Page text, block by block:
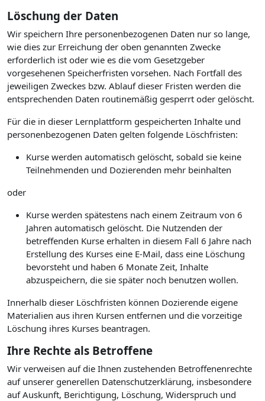
Löschung der Daten
Wir speichern Ihre personenbezogenen Daten nur so lange,
wie dies zur Erreichung der oben genannten Zwecke
erforderlich ist oder wie es die vom Gesetzgeber
vorgesehenen Speicherfristen vorsehen. Nach Fortfall des
jeweiligen Zweckes bzw. Ablauf dieser Fristen werden die
entsprechenden Daten routinemäßig gesperrt oder gelöscht.
Für die in dieser Lernplattform gespeicherten Inhalte und
personenbezogenen Daten gelten folgende Löschfristen:
Kurse werden automatisch gelöscht, sobald sie keine
Teilnehmenden und Dozierenden mehr beinhalten
oder
Kurse werden spätestens nach einem Zeitraum von 6
Jahren automatisch gelöscht. Die Nutzenden der
betreffenden Kurse erhalten in diesem Fall 6 Jahre nach
Erstellung des Kurses eine E-Mail, dass eine Löschung
bevorsteht und haben 6 Monate Zeit, Inhalte
abzuspeichern, die sie später noch benutzen wollen.
Innerhalb dieser Löschfristen können Dozierende eigene
Materialien aus ihren Kursen entfernen und die vorzeitige
Löschung ihres Kurses beantragen.
Ihre Rechte als Betroffene
Wir verweisen auf die Ihnen zustehenden Betroffenenrechte
auf unserer generellen Datenschutzerklärung, insbesondere
auf Auskunft, Berichtigung, Löschung, Widerspruch und